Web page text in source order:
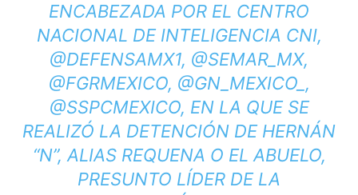
ENCABEZADA POR EL CENTRO
NACIONAL DE INTELIGENCIA CNI,
@DEFENSAMX1, @SEMAR_MX,
@FGRMEXICO, @GN_MEXICO_,
@SSPCMEXICO, EN LA QUE SE
REALIZÓ LA DETENCIÓN DE HERNÁN
“N”, ALIAS REQUENA O EL ABUELO,
PRESUNTO LÍDER DE LA